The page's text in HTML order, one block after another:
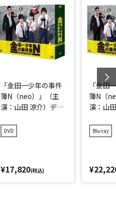
「金田一少年の事件
簿N（neo）」（主
演：山田 涼介）ディ
DVD-BOX
DVD
¥17,820(税込)
「金田
簿N（
演：山
Blu-ray
Blu-ray